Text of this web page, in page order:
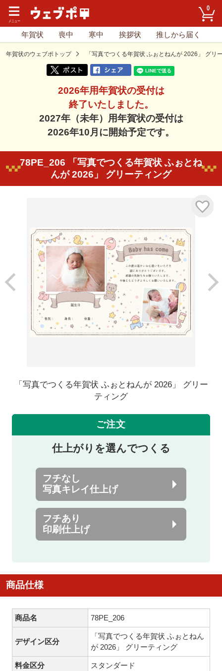
0
年賀状 喪中 寒中 挨拶状 推しから届く
年賀状のウェブポトップ 「写真でつくる年賀状 ふぉとねんが 2026」 グリ
2026年用年賀状の受付は
終了いたしました。
2027年（未年）用年賀状の受付は
2026年10月に開始予定です。
78PE_206 「写真でつくる年賀状 ふぉとね
んが 2026」 グリーティング
「写真でつくる年賀状 ふぉとねんが 2026」 グリー
ティング
ご注文
仕上がりを選んでつくる
フチなし
写真キレイ仕上げ
フチあり
印刷仕上げ
商品仕様
商品名 78PE_206
デザイン区分
「写真でつくる年賀状 ふぉとねん
が 2026」 グリーティング
料金区分 スタンダード